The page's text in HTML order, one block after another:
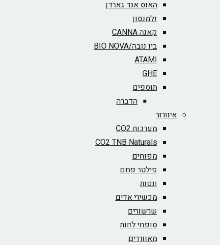
האוס אנד גארדן
זלמנסון
קאנה CANNA
ביו נובה/BIO NOVA‏
ATAMI
GHE
תוספים
הדברה
איוורור
מערכות CO2
CO2 TNB Naturals
מפוחים
פילטר פחם
ונטות
מכשירי אדים
שרשורים
סופחי לחות
מאווררים